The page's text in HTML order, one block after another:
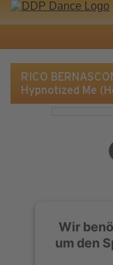
RICO
Hypnotized Me
Wir
um den